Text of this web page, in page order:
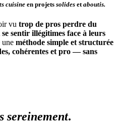
cuisine en projets solides etaboutis.
vu trop de pros perdre du
sentir illégitimes face à leurs
une méthode simple et structurée
cohérentes et pro — sans
sereinement.